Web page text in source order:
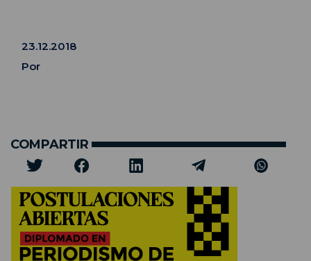
23.12.2018
Por
COMPARTIR